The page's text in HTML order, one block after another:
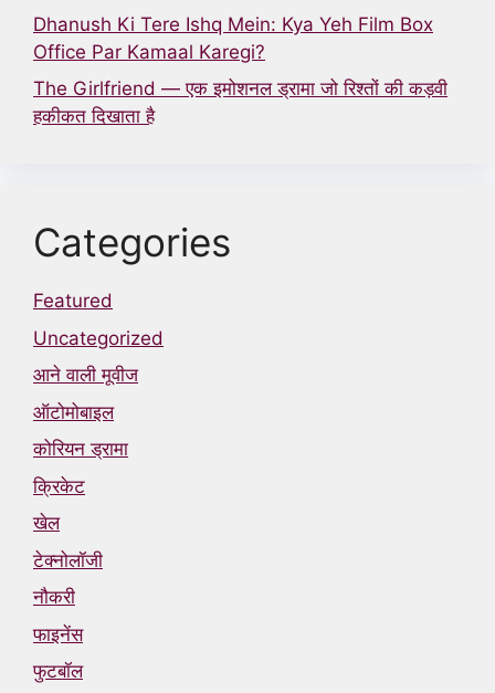
Dhanush Ki Tere Ishq Mein: Kya Yeh Film Box
Office Par Kamaal Karegi?
The Girlfriend — एक इमोशनल ड्रामा जो रिश्तों की कड़वी
हकीकत दिखाता है
Categories
Featured
Uncategorized
आने वाली मूवीज
ऑटोमोबाइल
कोरियन ड्रामा
क्रिकेट
खेल
टेक्नोलॉजी
नौकरी
फाइनेंस
फुटबॉल